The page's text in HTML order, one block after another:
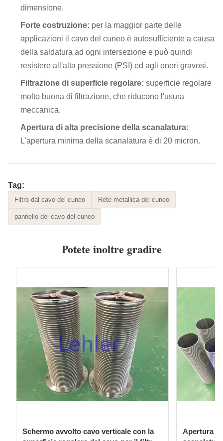
dimensione.
Forte costruzione: per la maggior parte delle
applicazioni il cavo del cuneo è autosufficiente a causa
della saldatura ad ogni intersezione e può quindi
resistere all'alta pressione (PSI) ed agli oneri gravosi.
Filtrazione di superficie regolare: superficie regolare
molto buona di filtrazione, che riducono l'usura
meccanica.
Apertura di alta precisione della scanalatura:
L'apertura minima della scanalatura è di 20 micron.
Tag:
Filtro dal cavo del cuneo Rete metallica del cuneo
pannello del cavo del cuneo
Potete inoltre gradire
Schermo avvolto cavo verticale con la
Apertura